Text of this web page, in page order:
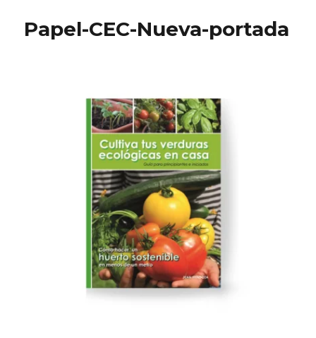
Papel-CEC-Nueva-portada